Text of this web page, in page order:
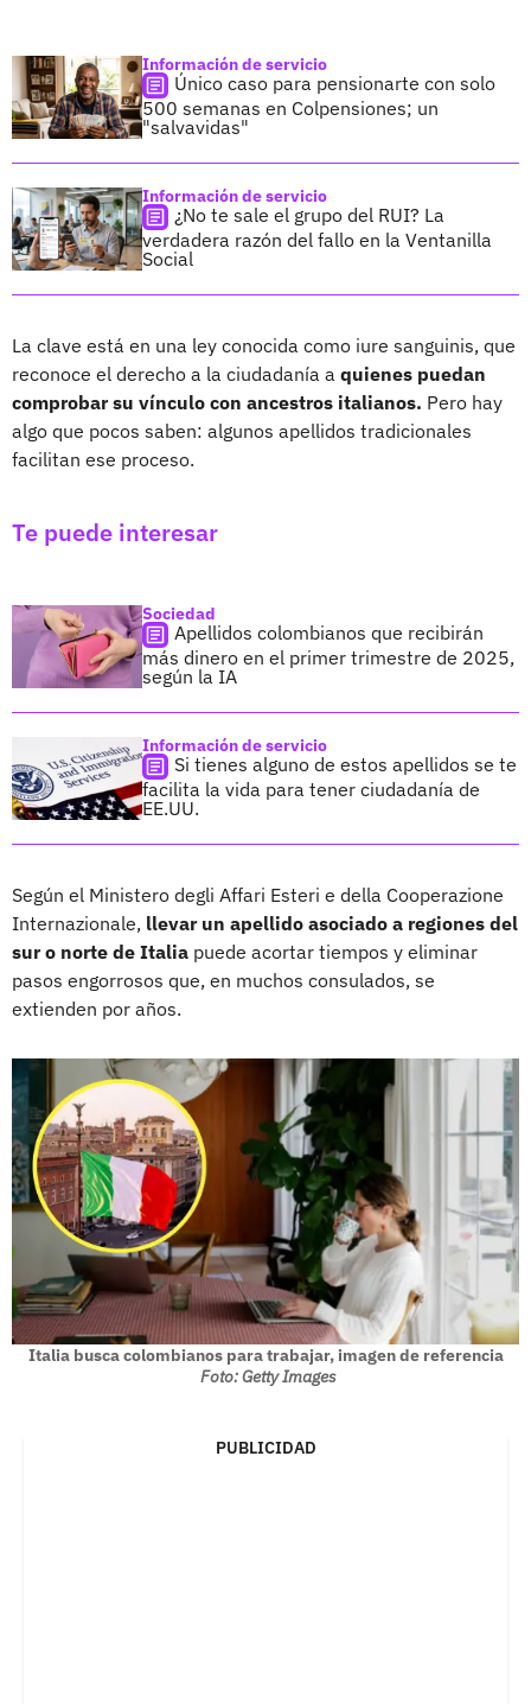
Información de servicio
Único caso para pensionarte con solo
500 semanas en Colpensiones; un
"salvavidas"
Información de servicio
¿No te sale el grupo del RUI? La
verdadera razón del fallo en la Ventanilla
Social
La clave está en una ley conocida como iure sanguinis, que
reconoce el derecho a la ciudadanía a quienes puedan
comprobar su vínculo con ancestros italianos. Pero hay
algo que pocos saben: algunos apellidos tradicionales
facilitan ese proceso.
Te puede interesar
Sociedad
Apellidos colombianos que recibirán
más dinero en el primer trimestre de 2025,
según la IA
Información de servicio
Si tienes alguno de estos apellidos se te
facilita la vida para tener ciudadanía de
EE.UU.
Según el Ministero degli Affari Esteri e della Cooperazione
Internazionale, llevar un apellido asociado a regiones del
sur o norte de Italia puede acortar tiempos y eliminar
pasos engorrosos que, en muchos consulados, se
extienden por años.
Italia busca colombianos para trabajar, imagen de referencia
Foto: Getty Images
PUBLICIDAD